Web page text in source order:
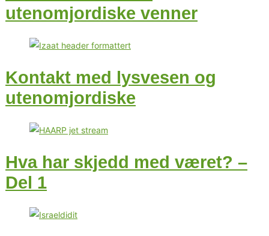
utenomjordiske venner
Kontakt med lysvesen og
utenomjordiske
Hva har skjedd med været? –
Del 1